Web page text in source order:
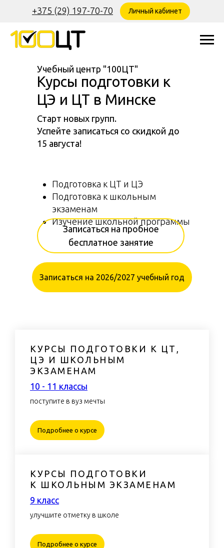
+375 (29) 197-70-70 Личный кабинет
Старт новых групп.
Успейте записаться со скидкой до
15 августа!
Учебный центр "100ЦТ"
Курсы подготовки к
ЦЭ и ЦТ в Минске
Подготовка к ЦТ и ЦЭ
Подготовка к школьным
экзаменам
Изучение школьной программы
Записаться на 2026/2027 учебный год
Записаться на пробное
бесплатное занятие
ЧЕРНАЯ ПЯТНИЦА
КУРСЫ ПОДГОТОВКИ К ЦТ,
ЦЭ И ШКОЛЬНЫМ
ЭКЗАМЕНАМ
10 - 11 классы
поступите в вуз мечты
Подробнее о курсе
КУРСЫ ПОДГОТОВКИ
К ШКОЛЬНЫМ ЭКЗАМЕНАМ
9 класс
улучшите отметку в школе
Подробнее о курсе